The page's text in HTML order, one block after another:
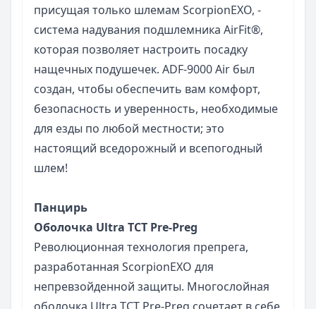
присущая только шлемам ScorpionEXO, -
система надувания подшлемника AirFit®,
которая позволяет настроить посадку
нащечных подушечек. ADF-9000 Air был
создан, чтобы обеспечить вам комфорт,
безопасность и уверенность, необходимые
для езды по любой местности; это
настоящий вседорожный и всепогодный
шлем!
Панцирь
Оболочка Ultra TCT Pre-Preg
Революционная технология препрега,
разработанная ScorpionEXO для
непревзойденной защиты. Многослойная